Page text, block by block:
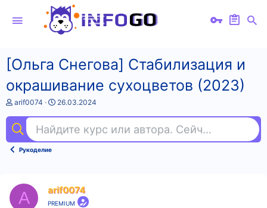
[Ольга Снегова] Стабилизация и
окрашивание сухоцветов (2023)
А
т
о
т
arif0074
Д
а
н
а
26.03.2024
Найдите курс или автора. Сейчас ищут
Рукоделие
A arif0074
PREMIUM